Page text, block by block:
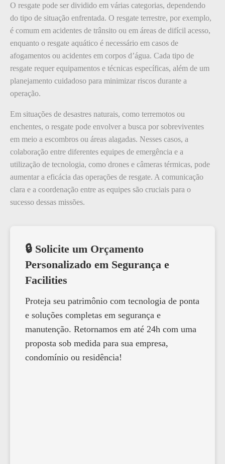
O resgate pode ser dividido em várias categorias, dependendo
do tipo de situação enfrentada. O resgate terrestre, por exemplo,
é comum em acidentes de trânsito ou em áreas de difícil acesso,
enquanto o resgate aquático é necessário em casos de
afogamentos ou acidentes em corpos d’água. Cada tipo de
resgate requer equipamentos e técnicas específicas, além de um
planejamento cuidadoso para minimizar riscos durante a
operação.
Em situações de desastres naturais, como terremotos ou
enchentes, o resgate pode envolver a busca por sobreviventes
em meio a escombros ou áreas alagadas. Nesses casos, a
colaboração entre diferentes equipes de emergência e a
utilização de tecnologia, como drones e câmeras térmicas, pode
aumentar a eficácia das operações de resgate. A comunicação
clara e a coordenação entre as equipes são cruciais para o
sucesso dessas missões.
🔒 Solicite um Orçamento
Personalizado em Segurança e
Facilities
Proteja seu patrimônio com tecnologia de ponta
e soluções completas em segurança e
manutenção. Retornamos em até 24h com uma
proposta sob medida para sua empresa,
condomínio ou residência!